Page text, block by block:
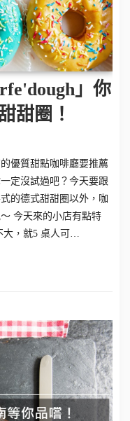
」你
甜圈！
優質甜點咖啡廳要推薦
定沒試過吧？今天要跟
的德式甜甜圈以外，咖
今天來的小店有點特
，就5 桌人可…